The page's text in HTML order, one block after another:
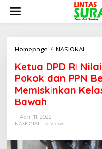
i
Homepage / NASIONAL
t
u
a
D
i
Ketua DPD RI
Pokok dan PPN
Memiskinkan
Bawah
April 11, 2022
NASIONAL
2 Views